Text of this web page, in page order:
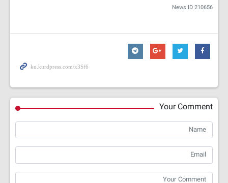
News ID210656
Your Comment